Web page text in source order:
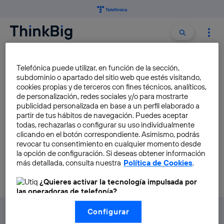
Buscar
NURIA OLIVER
Big Data for Social Good, o la
aplicación de Inteligencia
Artificial a la analítica de datos
Pablo Requejo Rodriguez
Telefónica puede utilizar, en función de la sección,
subdominio o apartado del sitio web que estés visitando,
cookies propias y de terceros con fines técnicos, analíticos,
de personalización, redes sociales y/o para mostrarte
publicidad personalizada en base a un perfil elaborado a
partir de tus hábitos de navegación. Puedes aceptar
todas, rechazarlas o configurar su uso individualmente
clicando en el botón correspondiente. Asimismo, podrás
revocar tu consentimiento en cualquier momento desde
la opción de configuración. Si deseas obtener información
más detallada, consulta nuestra Política de Cookies.
¿Quieres activar la tecnología impulsada por
las operadoras de telefonía?
Nosotros, Telefónica S.A., utilizamos la tecnología Utiq para
realizar nuestras acciones de marketing digital o análisis
(como se describe en este aviso de consentimiento)
Configurar